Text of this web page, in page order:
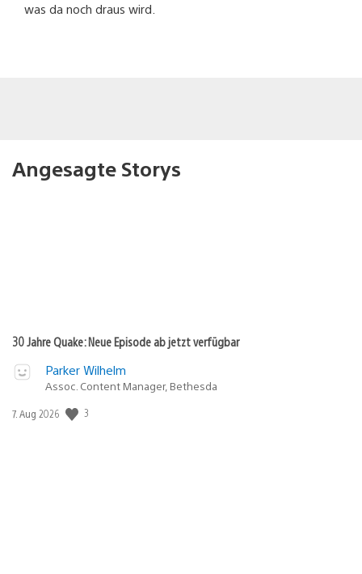
was da noch draus wird.
Angesagte Storys
30 Jahre Quake: Neue Episode ab jetzt verfügbar
Parker Wilhelm
Assoc. Content Manager, Bethesda
Veröffentlichungsdatum:
7. Aug 2026 3